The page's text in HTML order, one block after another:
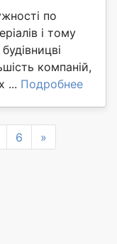
по
і тому
компаній,
... Подробнее
6 »